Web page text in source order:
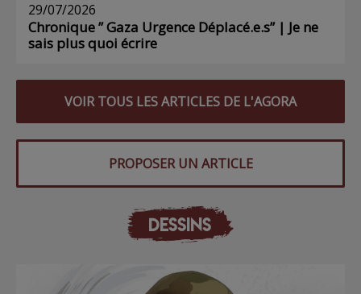
29/07/2026
Chronique ” Gaza Urgence Déplacé.e.s” | Je ne
sais plus quoi écrire
VOIR TOUS LES ARTICLES DE L'AGORA
PROPOSER UN ARTICLE
DESSINS